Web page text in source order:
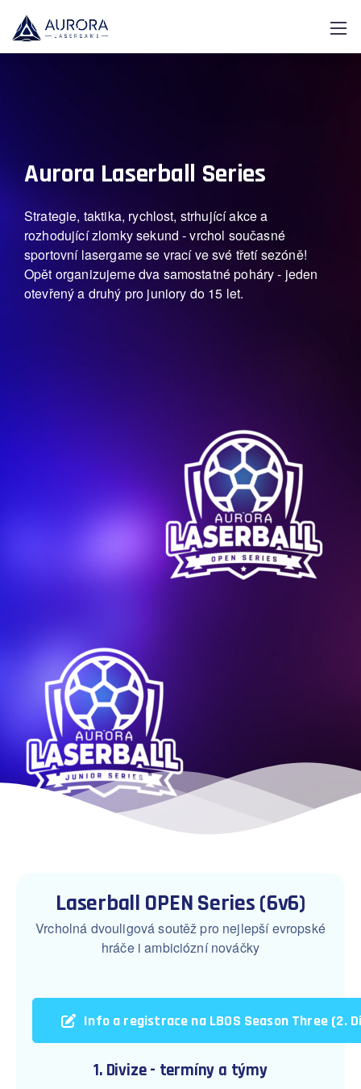
Aurora Laserball Series
Strategie, taktika, rychlost, strhující akce a
rozhodující zlomky sekund - vrchol současné
sportovní lasergame se vrací ve své třetí sezóně!
Opět organizujeme dva samostatné poháry - jeden
otevřený a druhý pro juniory do 15 let.
Laserball OPEN Series (6v6)
Vrcholná dvouligová soutěž pro nejlepší evropské
hráče i ambiciózní nováčky
Info a registrace na LBOS Season Three (2.
1. Divize - termíny a týmy